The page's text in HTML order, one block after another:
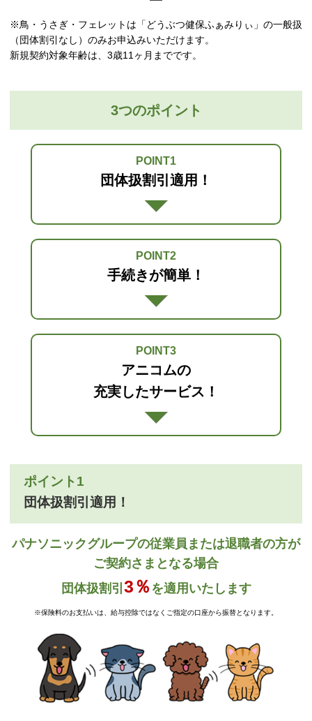
※鳥・うさぎ・フェレットは「どうぶつ健保ふぁみりぃ」の一般扱
（団体割引なし）のみお申込みいただけます。
新規契約対象年齢は、3歳11ヶ月までです。
3つのポイント
POINT1
団体扱割引適用！
POINT2
手続きが簡単！
POINT3
アニコムの
充実したサービス！
ポイント1
団体扱割引適用！
パナソニックグループの従業員または退職者の方が
ご契約さまとなる場合
団体扱割引 3％ を適用いたします
※保険料のお支払いは、給与控除ではなくご指定の口座から振替となります。